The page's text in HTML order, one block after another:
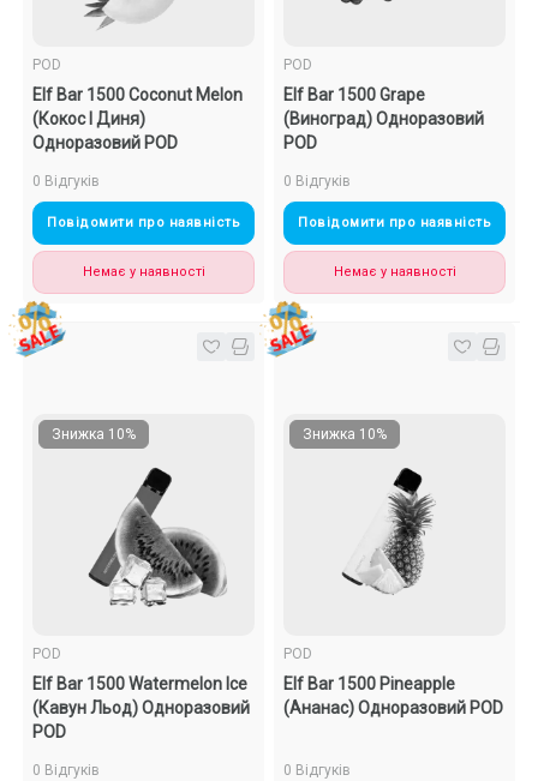
POD
Elf Bar 1500 Coconut Melon
(Кокос І Диня)
Одноразовий POD
0 Відгуків
Повідомити про наявність
Немає у наявності
POD
Elf Bar 1500 Grape
(Виноград) Одноразовий
POD
0 Відгуків
Повідомити про наявність
Немає у наявності
Знижка 10%
POD
Elf Bar 1500 Watermelon Ice
(Кавун Льод) Одноразовий
POD
0 Відгуків
Знижка 10%
POD
Elf Bar 1500 Pineapple
(Ананас) Одноразовий POD
0 Відгуків